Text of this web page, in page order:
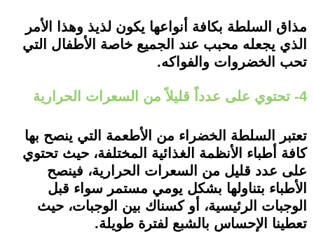
مذاق السلطة بكافة أنواعها يكون لذيذ وهذا الأمر
الذي يجعله محبب عند الجميع خاصة الأطفال التي
تحب الخضروات والفواكه.
4- تحتوي على عدداً قليلاً من السعرات الحرارية
تعتبر السلطة الخضراء من الأطعمة التي ينصح بها
كافة أطباء الأنظمة الغذائية المختلفة، حيث تحتوي
على عدد قليل من السعرات الحرارية، فينصح
الأطباء بتناولها بشكل يومي مستمر سواء قبل
الوجبات الرئيسية، أو كسناك بين الوجبات، حيث
تعطينا الإحساس بالشبع لفترة طويلة.